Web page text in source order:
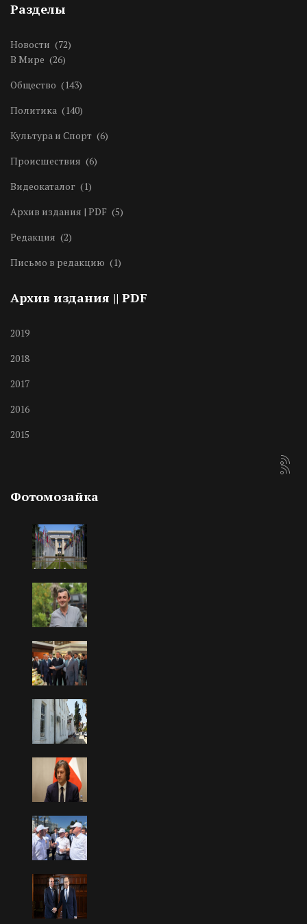
Разделы
Новости (72)
В Мире (26)
Общество (143)
Политика (140)
Культура и Спорт (6)
Происшествия (6)
Видеокаталог (1)
Архив издания | PDF (5)
Редакция (2)
Письмо в редакцию (1)
Архив издания || PDF
2019
2018
2017
2016
2015
Фотомозайка